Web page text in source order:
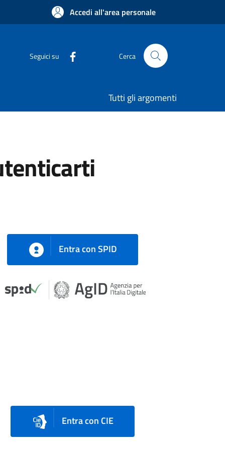
Accedi all'area personale
Seguici su Cerca
Tutti gli argomenti
Entra con SPID
Entra con CIE